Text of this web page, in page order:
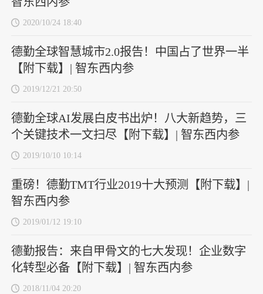
2020/10/24 18:40
德勤全球智慧城市2.0报告！中国占了世界一半
【附下载】| 智东西内参
2019/12/21 20:50
德勤全球AI发展白皮书出炉！八大新趋势，三
个关键技术一文扫尽【附下载】| 智东西内参
2019/10/10 10:14
重磅！德勤TMT行业2019十大预测【附下载】|
智东西内参
2019/01/12 19:10
德勤报告：来自甲骨文的七大发现！企业数字
化转型必备【附下载】| 智东西内参
2018/11/04 20:20